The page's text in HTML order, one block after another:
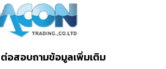
อสอบถามข้อมูลเพิ่มเติม